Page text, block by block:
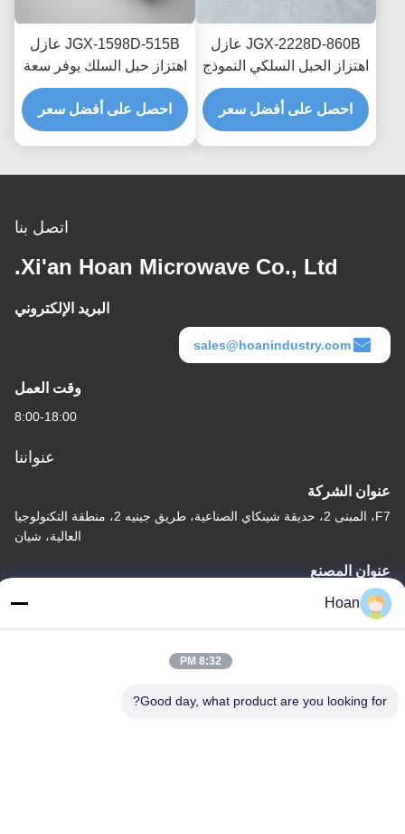
JGX-2228D-860B عازل
اهتزاز الحبل السلكي النموذج
السريع التجميع السريع
صمام الصدمة القابل
للتخصيص
احصل على أفضل سعر
JGX-1598D-515B عازل
اهتزاز حبل السلك يوفر سعة
تحميل قابلة للتطوير وعزل
الضوضاء المنقولة بالهيكل
احصل على أفضل سعر
اتصل بنا
Xi'an Hoan Microwave Co., Ltd.
البريد الإلكتروني
sales@hoanindustry.com
وقت العمل
8:00-18:00
عنواننا
عنوان الشركة
F7، المبنى 2، حديقة شينكاي الصناعية، طريق جينيه 2، منطقة التكنولوجيا
العالية، شيان
عنوان المصنع
Hoan
8:32 PM
Good day, what product are you looking for?